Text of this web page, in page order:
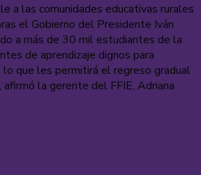
a las comunidades educativas rurales
el Gobierno del Presidente Iván
a más de 30 mil estudiantes de la
de aprendizaje dignos para
que les permitirá el regreso gradual
afirmó la gerente del FFIE, Adriana